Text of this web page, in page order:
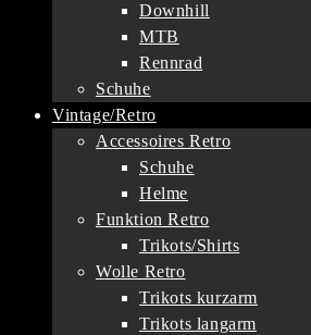
Downhill
MTB
Rennrad
Schuhe
Vintage/Retro
Accessoires Retro
Schuhe
Helme
Funktion Retro
Trikots/Shirts
Wolle Retro
Trikots kurzarm
Trikots langarm